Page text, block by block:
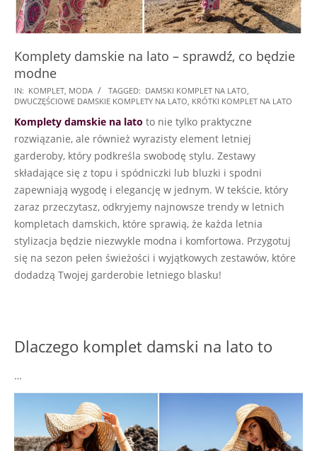
Komplety damskie na lato – sprawdź, co będzie
modne
2024-
02-
12
IN: KOMPLET MODA TAGGED: DAMSKI KOMPLET NA LATO
DWUCZĘŚCIOWE DAMSKIE KOMPLETY NA LATO KRÓTKI KOMPLET NA LATO
Komplety damskie na lato to nie tylko praktyczne
rozwiązanie, ale również wyrazisty element letniej
garderoby, który podkreśla swobodę stylu. Zestawy
składające się z topu i spódniczki lub bluzki i spodni
zapewniają wygodę i elegancję w jednym. W tekście, który
zaraz przeczytasz, odkryjemy najnowsze trendy w letnich
kompletach damskich, które sprawią, że każda letnia
stylizacja będzie niezwykle modna i komfortowa. Przygotuj
się na sezon pełen świeżości i wyjątkowych zestawów, które
dodadzą Twojej garderobie letniego blasku!
Dlaczego komplet damski na lato to
…